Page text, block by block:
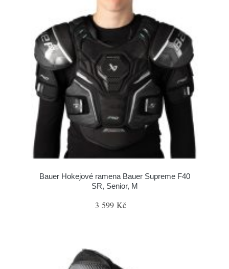
Bauer Hokejové ramena Bauer Supreme F40
SR, Senior, M
3 599 Kč